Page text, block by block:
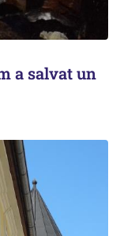
a salvat un